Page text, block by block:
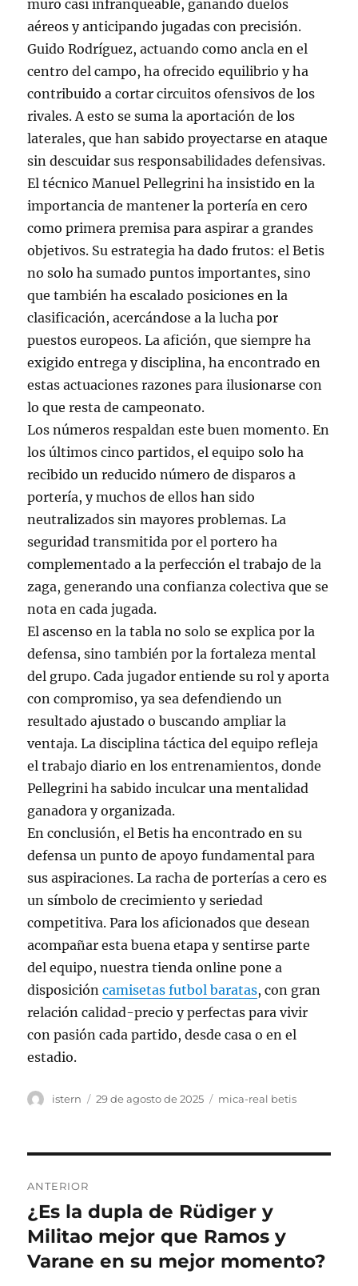
muro casi infranqueable, ganando duelos
aéreos y anticipando jugadas con precisión.
Guido Rodríguez, actuando como ancla en el
centro del campo, ha ofrecido equilibrio y ha
contribuido a cortar circuitos ofensivos de los
rivales. A esto se suma la aportación de los
laterales, que han sabido proyectarse en ataque
sin descuidar sus responsabilidades defensivas.
El técnico Manuel Pellegrini ha insistido en la
importancia de mantener la portería en cero
como primera premisa para aspirar a grandes
objetivos. Su estrategia ha dado frutos: el Betis
no solo ha sumado puntos importantes, sino
que también ha escalado posiciones en la
clasificación, acercándose a la lucha por
puestos europeos. La afición, que siempre ha
exigido entrega y disciplina, ha encontrado en
estas actuaciones razones para ilusionarse con
lo que resta de campeonato.
Los números respaldan este buen momento. En
los últimos cinco partidos, el equipo solo ha
recibido un reducido número de disparos a
portería, y muchos de ellos han sido
neutralizados sin mayores problemas. La
seguridad transmitida por el portero ha
complementado a la perfección el trabajo de la
zaga, generando una confianza colectiva que se
nota en cada jugada.
El ascenso en la tabla no solo se explica por la
defensa, sino también por la fortaleza mental
del grupo. Cada jugador entiende su rol y aporta
con compromiso, ya sea defendiendo un
resultado ajustado o buscando ampliar la
ventaja. La disciplina táctica del equipo refleja
el trabajo diario en los entrenamientos, donde
Pellegrini ha sabido inculcar una mentalidad
ganadora y organizada.
En conclusión, el Betis ha encontrado en su
defensa un punto de apoyo fundamental para
sus aspiraciones. La racha de porterías a cero es
un símbolo de crecimiento y seriedad
competitiva. Para los aficionados que desean
acompañar esta buena etapa y sentirse parte
del equipo, nuestra tienda online pone a
disposicióncamisetas futbol baratas, con gran
relación calidad-precio y perfectas para vivir
con pasión cada partido, desde casa o en el
estadio.
Autor
istern
Publicado
29 de agosto de 2025 Categorías
mica-real betis
de
entradas
ANTERIOR
Entrada
anterior:
¿Es la dupla de Rüdiger y
Militao mejor que Ramos y
Varane en su mejor momento?